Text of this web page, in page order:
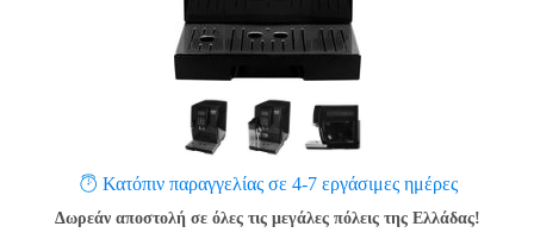
Κατόπιν παραγγελίας σε 4-7 εργάσιμες ημέρες
Δωρεάν αποστολή σε όλες τις μεγάλες πόλεις της Ελλάδας!